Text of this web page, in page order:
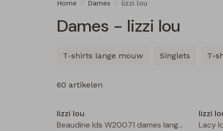
Home Dames lizzi lou
Dames - lizzi lou
Singlets T-
T-shirts lange mouw
60 artikelen
lizzi lou
Beaudine lds W20071 dames lange broek Bruin donker
lizzi